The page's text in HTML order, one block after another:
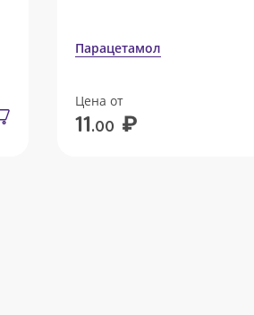
Парацетамол
Цена от
11.00 ₽